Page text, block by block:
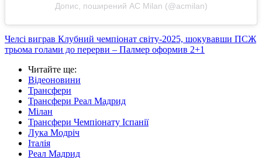
Допис, поширений AC Milan (@acmilan)
Челсі виграв Клубний чемпіонат світу-2025, шокувавши ПСЖ
трьома голами до перерви – Палмер оформив 2+1
Читайте ще:
Відеоновини
Трансфери
Трансфери Реал Мадрид
Мілан
Трансфери Чемпіонату Іспанії
Лука Модріч
Італія
Реал Мадрид